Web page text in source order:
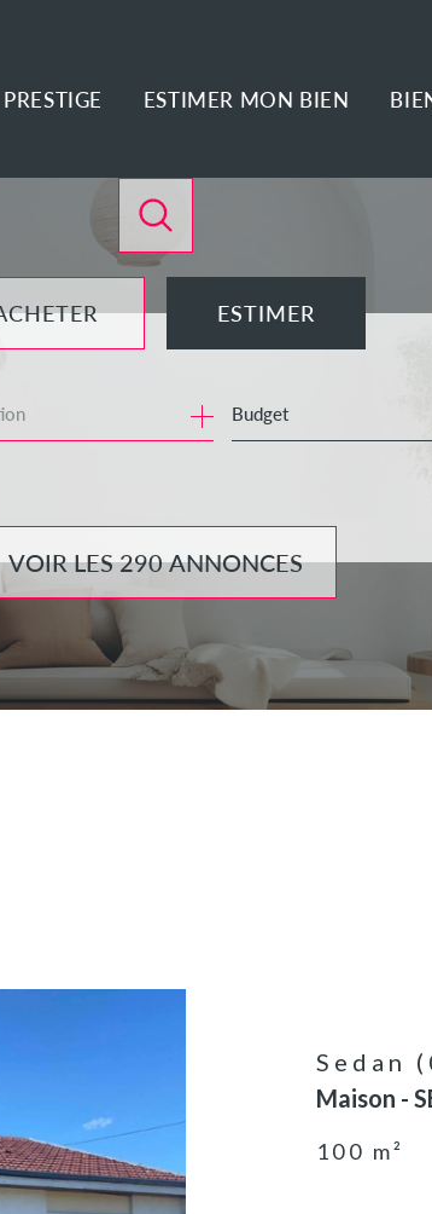
PRESTIGE ESTIMER MON BIEN
de l'immo pro
ESTIMER
Budget
VOIR LES290ANNONCES
Sedan
Maison -
100 m²